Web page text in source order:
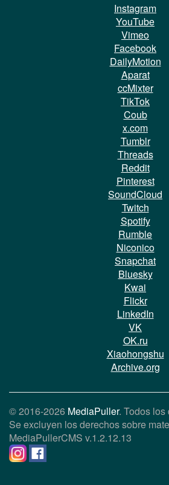
Instagram
YouTube
Vimeo
Facebook
DailyMotion
Aparat
ccMixter
TikTok
Coub
x.com
Tumblr
Threads
Reddit
Pinterest
SoundCloud
Twitch
Spotify
Rumble
Niconico
Snapchat
Bluesky
Kwai
Flickr
LinkedIn
VK
OK.ru
Xiaohongshu
Archive.org
© 2016-2026 MediaPuller. Todos los
Se excluyen los derechos sobre
MediaPullerCMS v.1.2.12.13